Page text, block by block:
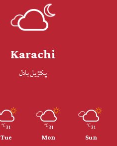
Karachi
پکڙيل بادل
31
℃
Sun
31
℃
Mon
31
℃
Tue